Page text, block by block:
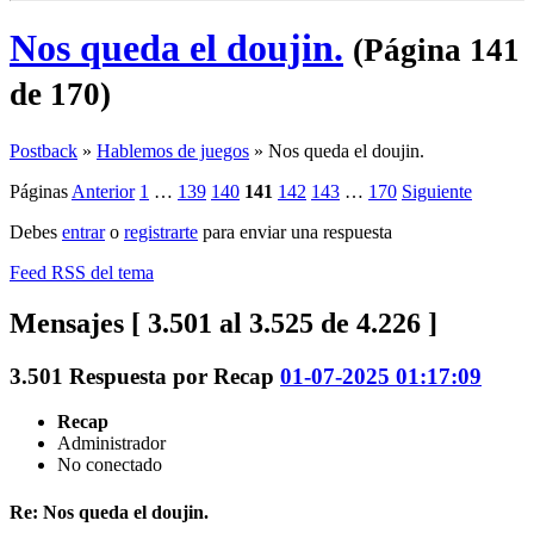
Nos queda el doujin. (Página 141
de 170)
Postback » Hablemos de juegos » Nos queda el doujin.
Páginas Anterior 1 … 139 140 141 142 143 … 170 Siguiente
Debes entraro registrarte para enviar una respuesta
Feed RSS del tema
Mensajes [ 3.501 al 3.525 de 4.226 ]
3.501 Respuesta por Recap 01-07-2025 01:17:09
Recap
Administrador
No conectado
Re: Nos queda el doujin.